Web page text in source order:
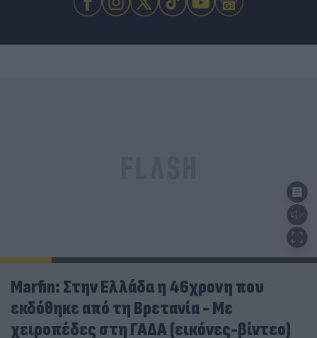
Marfin: Στην Ελλάδα η 46χρονη που
εκδόθηκε από τη Βρετανία - Με
χειροπέδες στη ΓΑΔΑ (εικόνες-βίντεο)